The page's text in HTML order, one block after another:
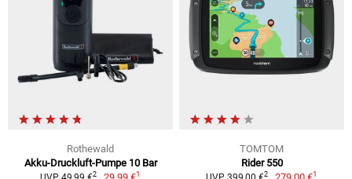
Rothewald
Akku-Druckluft-Pumpe 10 Bar
2 1
TOMTOM
Rider 550
2 1